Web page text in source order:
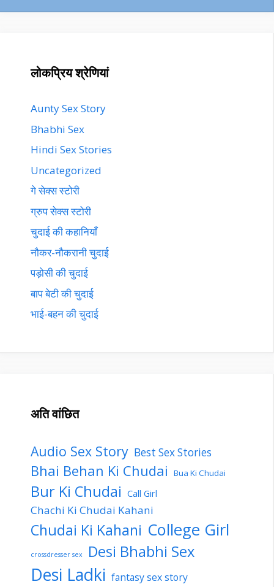
लोकप्रिय श्रेणियां
Aunty Sex Story
Bhabhi Sex
Hindi Sex Stories
Uncategorized
गे सेक्स स्टोरी
ग्रुप सेक्स स्टोरी
चुदाई की कहानियाँ
नौकर-नौकरानी चुदाई
पड़ोसी की चुदाई
बाप बेटी की चुदाई
भाई-बहन की चुदाई
अति वांछित
Audio Sex Story Best Sex Stories
Bhai Behan Ki Chudai Bua Ki Chudai
Bur Ki Chudai Call Girl
Chachi Ki Chudai Kahani
Chudai Ki Kahani College Girl
crossdresser sex Desi Bhabhi Sex
Desi Ladki fantasy sex story